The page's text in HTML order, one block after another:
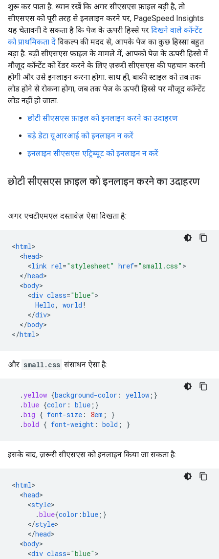
शुरू कर पाता है. ध्यान रखें कि अगर सीएसएस फ़ाइल बड़ी है, तो
सीएसएस को पूरी तरह से इनलाइन करने पर, PageSpeed Insights
यह चेतावनी दे सकता है कि पेज के ऊपरी हिस्से पर दिखने वाले कॉन्टेंट
को प्राथमिकता दें विकल्प की मदद से, आपके पेज का कुछ हिस्सा बहुत
बड़ा है. बड़ी सीएसएस फ़ाइल के मामले में, आपको पेज के ऊपरी हिस्से में
मौजूद कॉन्टेंट को रेंडर करने के लिए ज़रूरी सीएसएस की पहचान करनी
होगी और उसे इनलाइन करना होगा. साथ ही, बाकी स्टाइल को तब तक
लोड होने से रोकना होगा, जब तक पेज के ऊपरी हिस्से पर मौजूद कॉन्टेंट
लोड नहीं हो जाता.
छोटी सीएसएस फ़ाइल को इनलाइन करने का उदाहरण
बड़े डेटा यूआरआई को इनलाइन न करें
इनलाइन सीएसएस एट्रिब्यूट को इनलाइन न करें
छोटी सीएसएस फ़ाइल को इनलाइन करने का उदाहरण
अगर एचटीएमएल दस्तावेज़ ऐसा दिखता है:
<html
<head
<link rel="stylesheet" href="small.css"
</head
<body
<div class="blue"
Hello, world !
</div
</body>
</html>
और small.css संसाधन ऐसा है:
.yellow {background-color : yellow ;}
.blue {color : blue ;}
.big { font-size : 8em ;
}
.bold { font-weight : bold ; }
इसके बाद, ज़रूरी सीएसएस को इनलाइन किया जा सकता है:
<html
<head
<style
.blue{color :blue ;}
</style
</head
<body
<div class="blue"